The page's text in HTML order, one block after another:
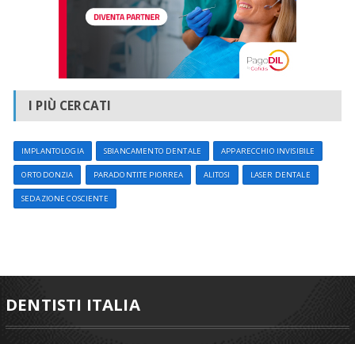
I PIÙ CERCATI
IMPLANTOLOGIA SBIANCAMENTO DENTALE APPARECCHIO INVISIBILE
ORTODONZIA PARADONTITE PIORREA ALITOSI LASER DENTALE
SEDAZIONE COSCIENTE
DENTISTI ITALIA